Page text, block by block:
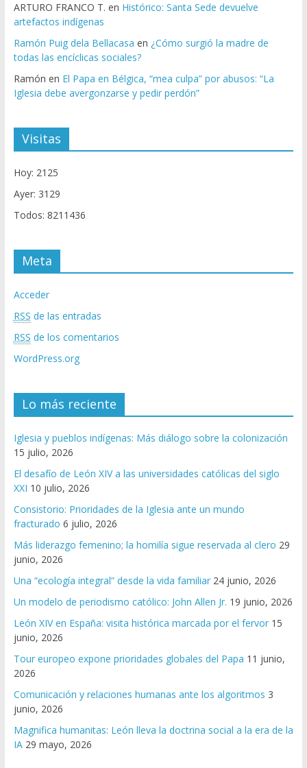
ARTURO FRANCO T. en Histórico: Santa Sede devuelve
artefactos indígenas
Ramón Puig dela Bellacasa en ¿Cómo surgió la madre de
todas las encíclicas sociales?
Ramón en El Papa en Bélgica, “mea culpa” por abusos: “La
Iglesia debe avergonzarse y pedir perdón”
Visitas
Hoy: 2125
Ayer: 3129
Todos: 8211436
Meta
Acceder
RSS de las entradas
RSS de los comentarios
WordPress.org
Lo más reciente
Iglesia y pueblos indígenas: Más diálogo sobre la colonización
15 julio, 2026
El desafío de León XIV a las universidades católicas del siglo
XXI 10 julio, 2026
Consistorio: Prioridades de la Iglesia ante un mundo
fracturado 6 julio, 2026
Más liderazgo femenino; la homilía sigue reservada al clero 29
junio, 2026
Una “ecología integral” desde la vida familiar 24 junio, 2026
Un modelo de periodismo católico: John Allen Jr. 19 junio, 2026
León XIV en España: visita histórica marcada por el fervor 15
junio, 2026
Tour europeo expone prioridades globales del Papa 11 junio,
2026
Comunicación y relaciones humanas ante los algoritmos 3
junio, 2026
Magnifica humanitas: León lleva la doctrina social a la era de la
IA 29 mayo, 2026